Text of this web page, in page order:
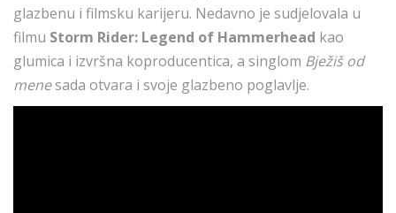
glazbenu i filmsku karijeru. Nedavno je sudjelovala u
filmu Storm Rider: Legend of Hammerhead kao
glumica i izvršna koproducentica, a singlom Bježiš od
menesada otvara i svoje glazbeno poglavlje.